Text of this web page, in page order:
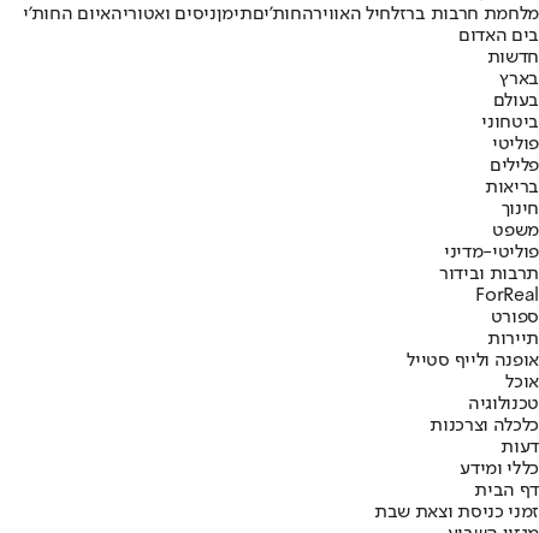
מלחמת חרבות ברזלחיל האווירהחות'יםתימןניסים ואטוריהאיום החות'י
בים האדום
חדשות
בארץ
בעולם
ביטחוני
פוליטי
פלילים
בריאות
חינוך
משפט
פוליטי-מדיני
תרבות ובידור
ForReal
ספורט
תיירות
אופנה ולייף סטייל
אוכל
טכנולוגיה
כלכלה וצרכנות
דעות
כללי ומידע
דף הבית
זמני כניסת וצאת שבת